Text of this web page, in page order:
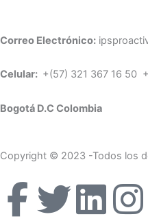
Correo Electrónico:
Celular: +(57) 321 367 16 50
Bogotá D.C Colombia
Copyright © 2023 -Todos los
F
T L I